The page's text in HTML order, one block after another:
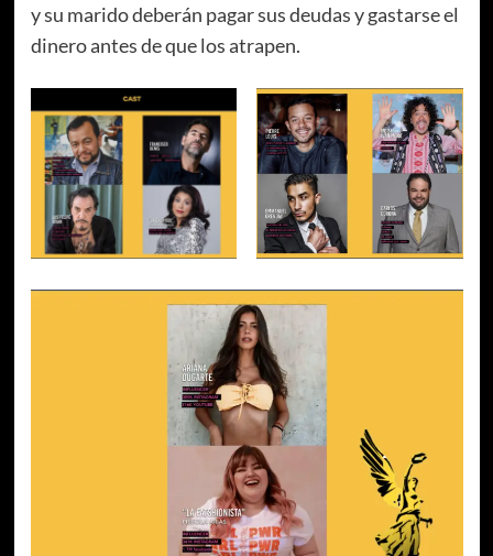
y su marido deberán pagar sus deudas y gastarse el
dinero antes de que los atrapen.